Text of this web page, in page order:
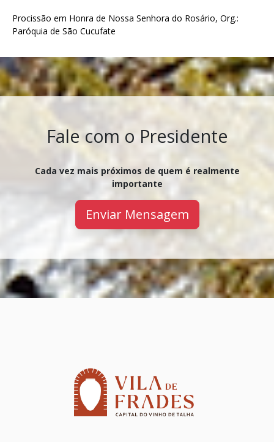
Procissão em Honra de Nossa Senhora do Rosário, Org.:
Paróquia de São Cucufate
Fale com o Presidente
Cada vez mais próximos de quem é realmente
importante
Enviar Mensagem